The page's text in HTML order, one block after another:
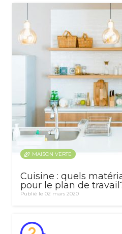
MAISON VERTE
Cuisine : quels
pour le plan de
Publié le 02 mars 2020